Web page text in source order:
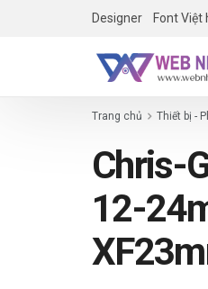
Designer Font Việt
Trang chủ Thiết bị -
Chris-
12-